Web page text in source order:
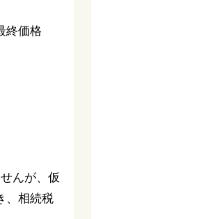
終価格
んが、仮
、相続税